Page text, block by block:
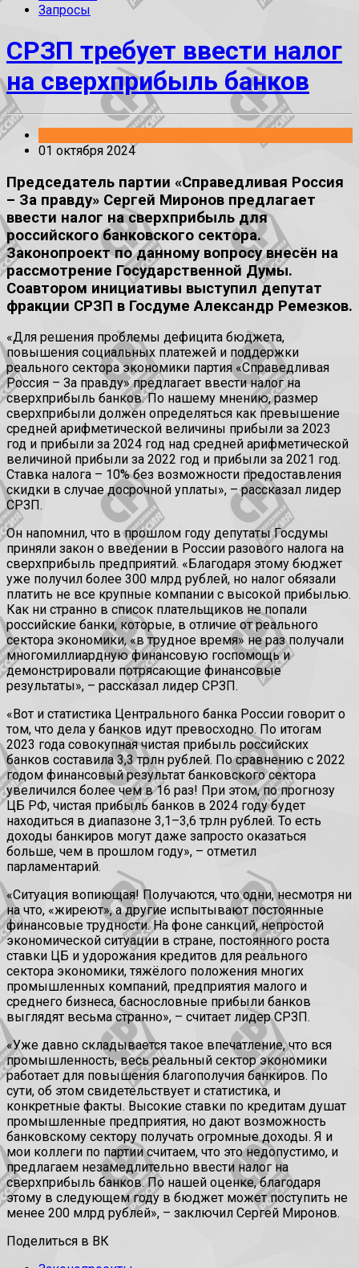
Запросы
СРЗП требует ввести налог
на сверхприбыль банков
01 октября 2024
Председатель партии «Справедливая Россия
– За правду» Сергей Миронов предлагает
ввести налог на сверхприбыль для
российского банковского сектора.
Законопроект по данному вопросу внесён на
рассмотрение Государственной Думы.
Соавтором инициативы выступил депутат
фракции СРЗП в Госдуме Александр Ремезков.
«Для решения проблемы дефицита бюджета,
повышения социальных платежей и поддержки
реального сектора экономики партия «Справедливая
Россия – За правду» предлагает ввести налог на
сверхприбыль банков. По нашему мнению, размер
сверхприбыли должен определяться как превышение
средней арифметической величины прибыли за 2023
год и прибыли за 2024 год над средней арифметической
величиной прибыли за 2022 год и прибыли за 2021 год.
Ставка налога – 10% без возможности предоставления
скидки в случае досрочной уплаты», – рассказал лидер
СРЗП.
Он напомнил, что в прошлом году депутаты Госдумы
приняли закон о введении в России разового налога на
сверхприбыль предприятий. «Благодаря этому бюджет
уже получил более 300 млрд рублей, но налог обязали
платить не все крупные компании с высокой прибылью.
Как ни странно в список плательщиков не попали
российские банки, которые, в отличие от реального
сектора экономики, «в трудное время» не раз получали
многомиллиардную финансовую госпомощь и
демонстрировали потрясающие финансовые
результаты», – рассказал лидер СРЗП.
«Вот и статистика Центрального банка России говорит о
том, что дела у банков идут превосходно. По итогам
2023 года совокупная чистая прибыль российских
банков составила 3,3 трлн рублей. По сравнению с 2022
годом финансовый результат банковского сектора
увеличился более чем в 16 раз! При этом, по прогнозу
ЦБ РФ, чистая прибыль банков в 2024 году будет
находиться в диапазоне 3,1–3,6 трлн рублей. То есть
доходы банкиров могут даже запросто оказаться
больше, чем в прошлом году», – отметил
парламентарий.
«Ситуация вопиющая! Получаются, что одни, несмотря ни
на что, «жиреют», а другие испытывают постоянные
финансовые трудности. На фоне санкций, непростой
экономической ситуации в стране, постоянного роста
ставки ЦБ и удорожания кредитов для реального
сектора экономики, тяжёлого положения многих
промышленных компаний, предприятия малого и
среднего бизнеса, баснословные прибыли банков
выглядят весьма странно», – считает лидер СРЗП.
«Уже давно складывается такое впечатление, что вся
промышленность, весь реальный сектор экономики
работает для повышения благополучия банкиров. По
сути, об этом свидетельствует и статистика, и
конкретные факты. Высокие ставки по кредитам душат
промышленные предприятия, но дают возможность
банковскому сектору получать огромные доходы. Я и
мои коллеги по партии считаем, что это недопустимо, и
предлагаем незамедлительно ввести налог на
сверхприбыль банков. По нашей оценке, благодаря
этому в следующем году в бюджет может поступить не
менее 200 млрд рублей», – заключил Сергей Миронов.
Поделиться в ВК